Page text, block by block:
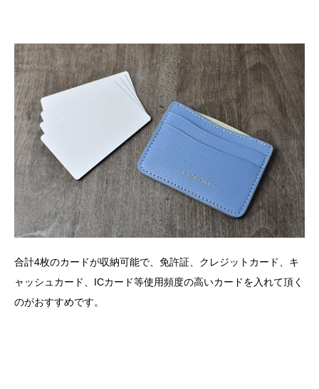
合計4枚のカードが収納可能で、免許証、クレジットカード、キ
ャッシュカード、ICカード等使用頻度の高いカードを入れて頂く
のがおすすめです。